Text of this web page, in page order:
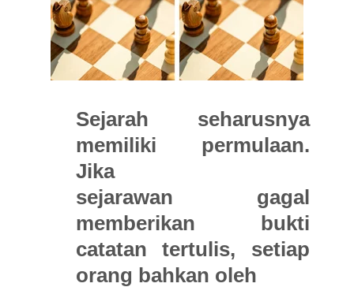
Sejarah seharusnya
memiliki permulaan.
Jika
sejarawan gagal
memberikan bukti
catatan tertulis, setiap
orang bahkan oleh